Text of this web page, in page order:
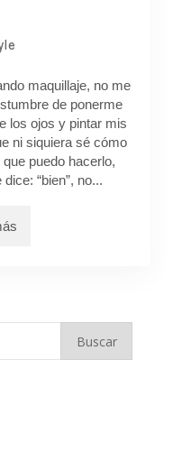
maquillaje, no me
de ponerme
los ojos y pintar mis
ni siquiera sé cómo
puedo hacerlo,
“bien”, no...